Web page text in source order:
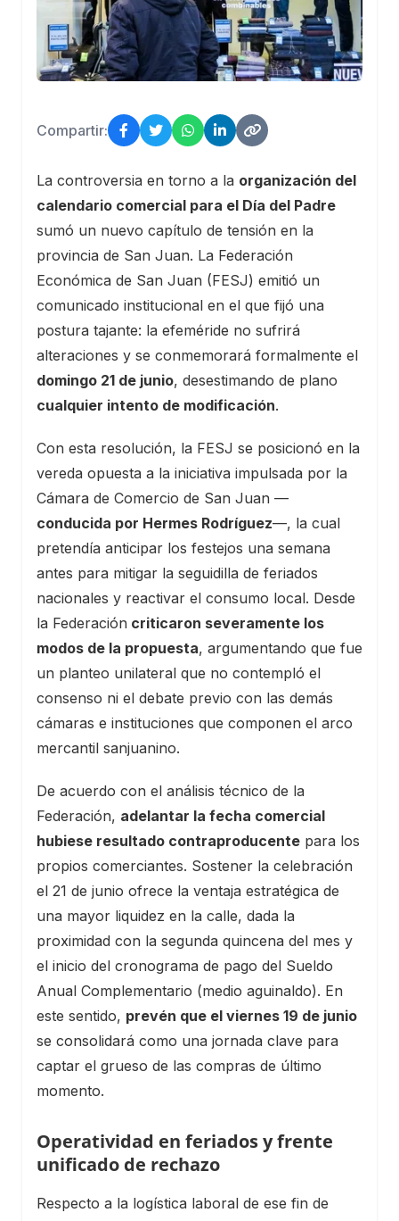
Compartir:
La controversia en torno a la organización del
calendario comercial para el Día del Padre
sumó un nuevo capítulo de tensión en la
provincia de San Juan. La Federación
Económica de San Juan (FESJ) emitió un
comunicado institucional en el que fijó una
postura tajante: la efeméride no sufrirá
alteraciones y se conmemorará formalmente el
domingo 21 de junio, desestimando de plano
cualquier intento de modificación.
Con esta resolución, la FESJ se posicionó en la
vereda opuesta a la iniciativa impulsada por la
Cámara de Comercio de San Juan —
conducida por Hermes Rodríguez—, la cual
pretendía anticipar los festejos una semana
antes para mitigar la seguidilla de feriados
nacionales y reactivar el consumo local. Desde
la Federación criticaron severamente los
modos de la propuesta, argumentando que fue
un planteo unilateral que no contempló el
consenso ni el debate previo con las demás
cámaras e instituciones que componen el arco
mercantil sanjuanino.
De acuerdo con el análisis técnico de la
Federación, adelantar la fecha comercial
hubiese resultado contraproducente para los
propios comerciantes. Sostener la celebración
el 21 de junio ofrece la ventaja estratégica de
una mayor liquidez en la calle, dada la
proximidad con la segunda quincena del mes y
el inicio del cronograma de pago del Sueldo
Anual Complementario (medio aguinaldo). En
este sentido, prevén que el viernes 19 de junio
se consolidará como una jornada clave para
captar el grueso de las compras de último
momento.
Operatividad en feriados y frente
unificado de rechazo
Respecto a la logística laboral de ese fin de